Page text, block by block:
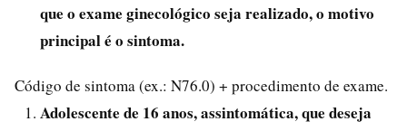
que o exame ginecológico seja realizado, o motivo
principal é o sintoma.
Código de sintoma (ex.: N76.0) + procedimento de exame.
Adolescente de 16 anos, assintomática, que deseja